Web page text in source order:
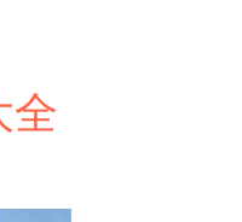
全